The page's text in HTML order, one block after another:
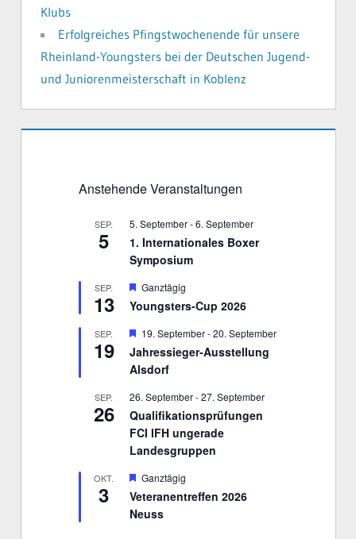
Klubs
Erfolgreiches Pfingstwochenende für unsere
Rheinland-Youngsters bei der Deutschen Jugend-
und Juniorenmeisterschaft in Koblenz
Anstehende Veranstaltungen
SEP.
5
5. September-6. September
1. Internationales Boxer
Symposium
SEP.
13
H
r
o
r
e
o
b
e
n
Ganztägig
Youngsters-Cup 2026
SEP.
19
H
e
r
v
e
h
o
b
e
n
19. September-20. September
Jahressieger-Ausstellung
Alsdorf
SEP.
26
26. September-27. September
Qualifikationsprüfungen
FCI IFH ungerade
Landesgruppen
OKT.
3
H
r
v
Ganztägig
Veteranentreffen 2026
Neuss